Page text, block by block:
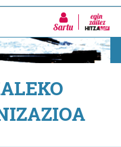
Sartu